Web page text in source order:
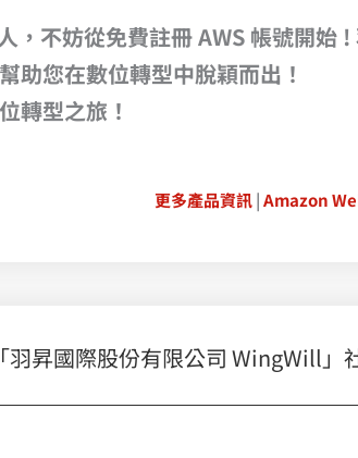
，不妨從免費註冊 AWS 帳號開始
幫助您在數位轉型中脫穎而出！
轉型之旅！
更多產品資訊|Amazon
昇國際股份有限公司 WingWill」